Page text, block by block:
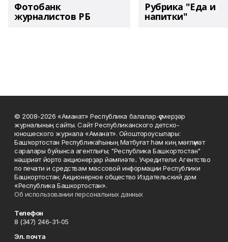
Фотобанк
журналистов РБ
Рубрика "Еда и
напитки"
© 2008-2026 «Аманат» Республика балалар-үҫмерҙәр
журналының сайты. Сайт Республиканского детско-
юношеского журнала «Аманат». Ойоштороусылары:
Башҡортостан Республикаһының Матбуғат һәм киң мәғлүмәт
саралары буйынса агентлығы; "Республика Башкортостан"
нәшриәт йорто акционерҙар йәмғиәте.. Учредители: Агентство
по печати и средствам массовой информации Республики
Башкортостан; Акционерное общество Издательский дом
«Республика Башкортостан».
Об использовании персональных данных
Телефон
8 (347) 246-31-05
Эл. почта